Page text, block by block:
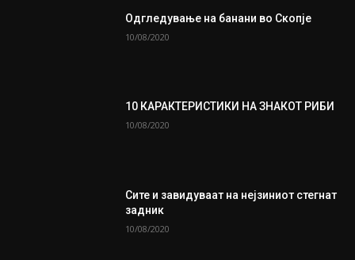
Одгледување на банани во Скопје
10/08/2020
10 КАРАКТЕРИСТИКИ НА ЗНАКОТ РИБИ
10/08/2020
Сите и завидуваат на нејзиниот стегнат
задник
10/08/2020